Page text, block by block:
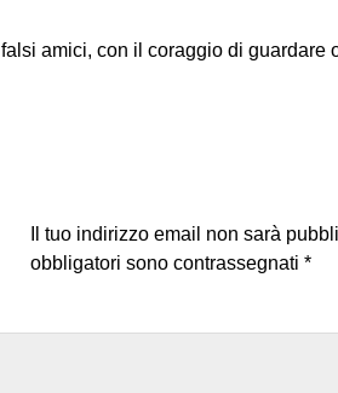
amici, con il coraggio di guardare
Il tuo indirizzo email non sarà
obbligatori sono contrassegnati *